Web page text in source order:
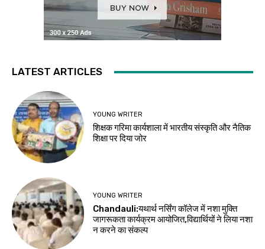
LATEST ARTICLES
YOUNG WRITER
शिक्षक गरिमा कार्यशाला में भारतीय संस्कृति और नैतिक
शिक्षा पर दिया जोर
YOUNG WRITER
Chandauli:यथार्थ नर्सिंग कॉलेज में नशा मुक्ति
जागरूकता कार्यक्रम आयोजित,विद्यार्थियों ने लिया नशा
न करने का संकल्प